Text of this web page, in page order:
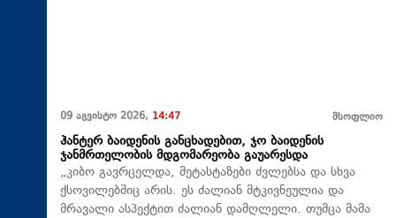
09 აგვისტო 2026, 14:47 მსოფლიო
ჰანტერ ბაიდენის განცხადებით, ჯო ბაიდენის
ჯანმრთელობის მდგომარეობა გაუარესდა
„კიბო გავრცელდა, მეტასტაზები ძვლებსა და სხვა
ქსოვილებშიც არის. ეს ძალიან მტკივნეულია და
მრავალი ასპექტით ძალიან დამღლელი. თუმცა მამა